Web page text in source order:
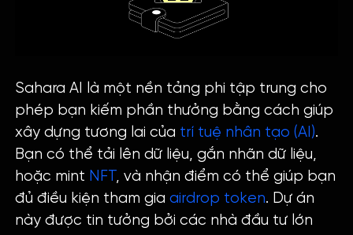
Sahara AI là một nền tảng phi tập trung cho
phép bạn kiếm phần thưởng bằng cách giúp
xây dựng tương lai của trí tuệ nhân tạo (AI).
Bạn có thể tải lên dữ liệu, gắn nhãn dữ liệu,
hoặc mint NFT, và nhận điểm có thể giúp bạn
đủ điều kiện tham giaairdrop token. Dự án
này được tin tưởng bởi các nhà đầu tư lớn